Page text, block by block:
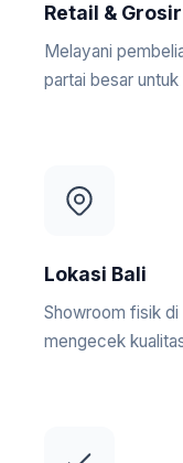
Retail & Grosir
Melayani
partai besar untuk
Lokasi Bali
Showroom fisik di
mengecek